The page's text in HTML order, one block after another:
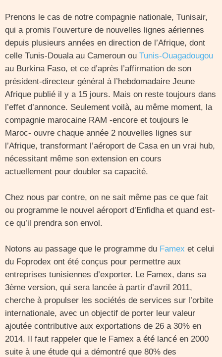
Prenons le cas de notre compagnie nationale, Tunisair,
qui a promis l’ouverture de nouvelles lignes aériennes
depuis plusieurs années en direction de l’Afrique, dont
celle Tunis-Douala au Cameroun ou Tunis-Ouagadougou
au Burkina Faso, et ce d’après l’affirmation de son
président-directeur général à l’hebdomadaire Jeune
Afrique publié il y a 15 jours. Mais on reste toujours dans
l’effet d’annonce. Seulement voilà, au même moment, la
compagnie marocaine RAM -encore et toujours le
Maroc- ouvre chaque année 2 nouvelles lignes sur
l’Afrique, transformant l’aéroport de Casa en un vrai hub,
nécessitant même son extension en cours
actuellement pour doubler sa capacité.
Chez nous par contre, on ne sait même pas ce que fait
ou programme le nouvel aéroport d’Enfidha et quand est-
ce qu’il prendra son envol.
Notons au passage que le programme du Famex et celui
du Foprodex ont été conçus pour permettre aux
entreprises tunisiennes d’exporter. Le Famex, dans sa
3ème version, qui sera lancée à partir d’avril 2011,
cherche à propulser les sociétés de services sur l’orbite
internationale, avec un objectif de porter leur valeur
ajoutée contributive aux exportations de 26 a 30% en
2014. Il faut rappeler que le Famex a été lancé en 2000
suite à une étude qui a démontré que 80% des